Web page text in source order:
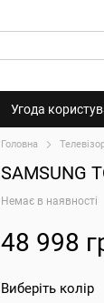
Угода
Головна
SAMSUNG
Немає в наявності
48 998
Виберіть колір